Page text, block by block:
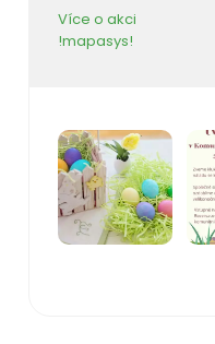
Více o akci
!mapasys!